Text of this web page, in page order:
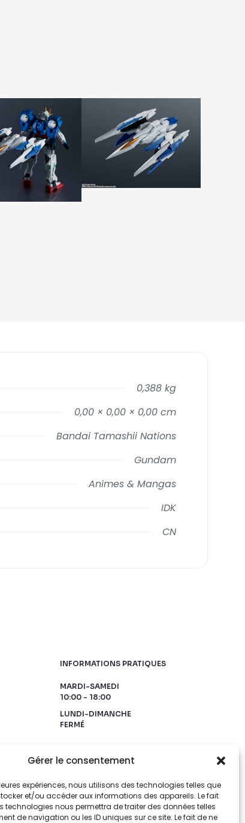
Gérer le consentement
expériences, nous utilisons des technologies telles que
et/ou accéder aux informations des appareils. Le fait
technologies nous permettra de traiter des données telles
de navigation ou les ID uniques sur ce site. Le fait de ne
0,388 kg
0,00 × 0,00 × 0,00 cm
Bandai Tamashii Nations
Gundam
Animes & Mangas
IDK
CN
INFORMATIONS PRATIQUES
MARDI-SAMEDI
10:00 - 18:00
LUNDI-DIMANCHE
FERMÉ